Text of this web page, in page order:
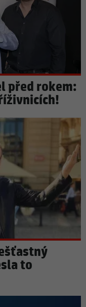
před rokem:
to